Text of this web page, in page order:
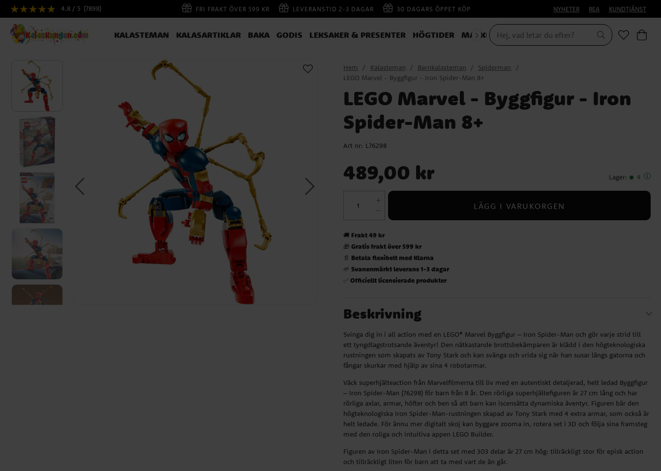
4.8 / 5 (7898) FRI FRAKT ÖVER 599 KR LEVERANSTID 2-3 DAGAR 30 DAGARS ÖPPET KÖP NYHETER REA KUNDTJÄNST
KALASTEMAN KALASARTIKLAR BAKA GODIS LEKSAKER & PRESENTER HÖGTIDER MASKERAD HALLOWEEN
Hem Kalasteman Barnkalasteman
Spiderman
LEGO Marvel - Byggfigur - Iron Spider-Man 8+
LEGO Marvel - Byggfigur - Iron
Spider-Man 8+
Art nr: L76298
489,00 kr Lager: 4
LÄGG I VARUKORGEN
🚚 Frakt 49 kr
🎁Gratis frakt över 599 kr
📄 Betala flexibelt med Klarna
🌱Svanenmärkt leverans 1-3 dagar
✅Officiellt licensierade produkter
Beskrivning
Svinga dig in i all action med en LEGO® Marvel Byggfigur – Iron Spider-Man och gör varje strid till
ett tyngdlagstrotsande äventyr! Den nätkastande brottsbekämparen är klädd i den högteknologiska
rustningen som skapats av Tony Stark och kan svänga och vrida sig när han susar längs gatorna och
fångar skurkar med hjälp av sina 4 robotarmar.
Väck superhjälteaction från Marvelfilmerna till liv med en autentiskt detaljerad, helt ledad Byggfigur
– Iron Spider-Man (76298) för barn från 8 år. Den rörliga superhjältefiguren är 27 cm lång och har
rörliga axlar, armar, höfter och ben så att barn kan iscensätta dynamiska äventyr. Figuren bär den
högteknologiska Iron Spider-Man-rustningen skapad av Tony Stark med 4 extra armar, som också är
helt ledade. För ännu mer digitalt skoj kan byggare zooma in, rotera set i 3D och följa sina framsteg
med den roliga och intuitiva appen LEGO Builder.
Figuren av Iron Spider-Man i detta set med 303 delar är 27 cm hög: tillräckligt stor för episk action
och tillräckligt liten för barn att ta med vart de än går.